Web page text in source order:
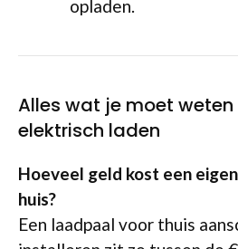
opladen.
Alles wat je moet
elektrisch laden
Hoeveel geld kost een
huis?
Een laadpaal voor thuis